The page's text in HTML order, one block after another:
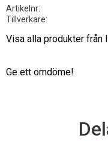
Artikelnr
Tillverkare
Visa alla produkter från
Ge ett omdöme!